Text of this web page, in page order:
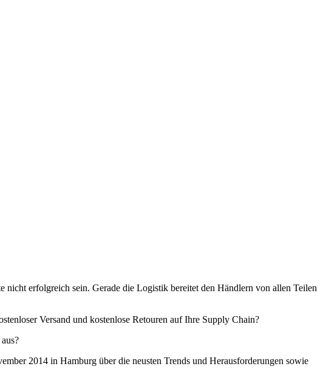
erfolgreich sein. Gerade die Logistik bereitet den Händlern von allen Teilen
Versand und kostenlose Retouren auf Ihre Supply Chain?
2014 in Hamburg über die neusten Trends und Herausforderungen sowie